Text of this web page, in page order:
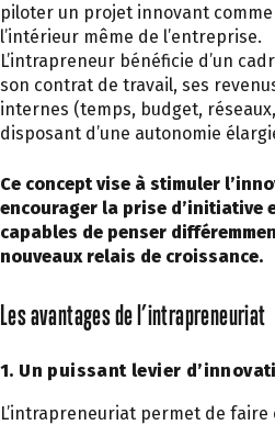
piloter un projet innovant
l’intérieur même de l’entreprise.
L’intrapreneur bénéficie d’un
son contrat de travail, ses
internes (temps, budget,
disposant d’une autonomie
Ce concept vise à stimuler
encourager la prise d’initiative
capables de penser
nouveaux relais de croissance.
Les avantages de l’intrapreneuriat
1. Un puissant levier
L’intrapreneuriat permet de faire